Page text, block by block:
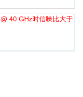
@ 40 GHz时信噪比大于